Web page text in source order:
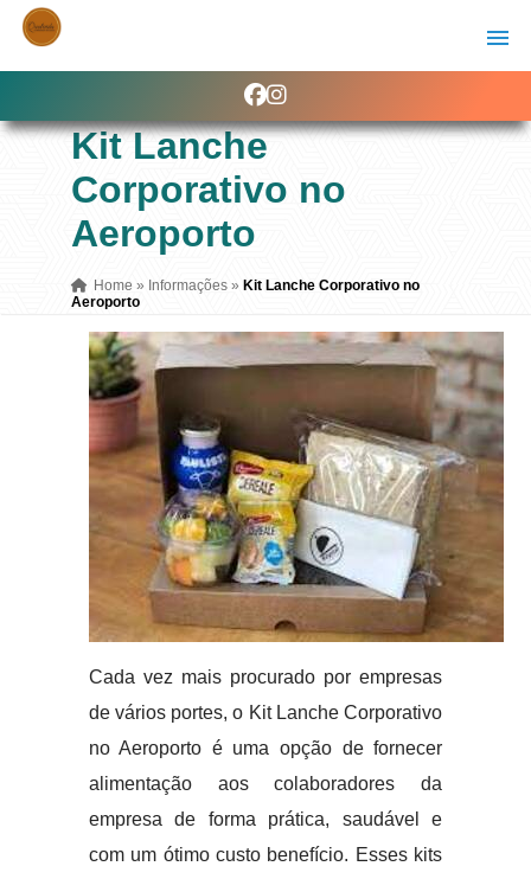
Kit Lanche
Corporativo no
Aeroporto
Home » Informações » Kit Lanche Corporativo no
Aeroporto
Cada vez mais procurado por empresas
de vários portes, o Kit Lanche Corporativo
no Aeroporto é uma opção de fornecer
alimentação aos colaboradores da
empresa de forma prática, saudável e
com um ótimo custo benefício. Esses kits